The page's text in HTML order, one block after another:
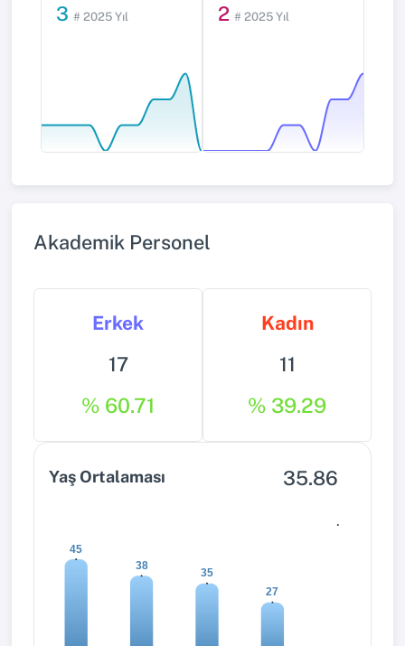
3 # 2025 Yıl 2 # 2025 Yıl
Akademik Personel
Erkek
17
% 60.71
Kadın
11
% 39.29
Yaş Ortalaması 35.86
45
38
35
27